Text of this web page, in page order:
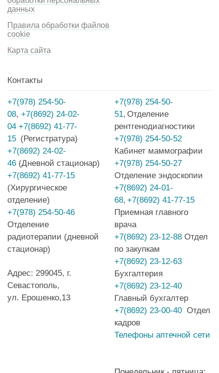
данных
Правила обработки файлов
cookie
Карта сайта
Контакты
+7(978) 254-50-
08, +7(8692) 24-02-
04 +7(8692) 41-77-
15 (Регистратура)
+7(8692) 24-02-
46 (Дневной стационар)
+7(8692) 41-77-15
(Хирургическое
отделение)
+7(978) 254-50-46
Отделение
радиотерапии (дневной
стационар)
Адрес: 299045, г.
Севастополь,
ул. Ерошенко,13
+7(978) 254-50-
51, Отделение
рентгенодиагностики
+7(978) 254-50-52
Кабинет маммографии
+7(978) 254-50-27
Отделение эндоскопии
+7(8692) 24-01-
68, +7(8692) 41-77-15
Приемная главного
врача
+7(8692) 23-12-88 Отдел
по закупкам
+7(8692) 23-12-63
Бухгалтерия
+7(8692) 23-12-40
Главный бухгалтер
+7(8692) 23-00-40 Отдел
кадров
Телефоны аптечной сети